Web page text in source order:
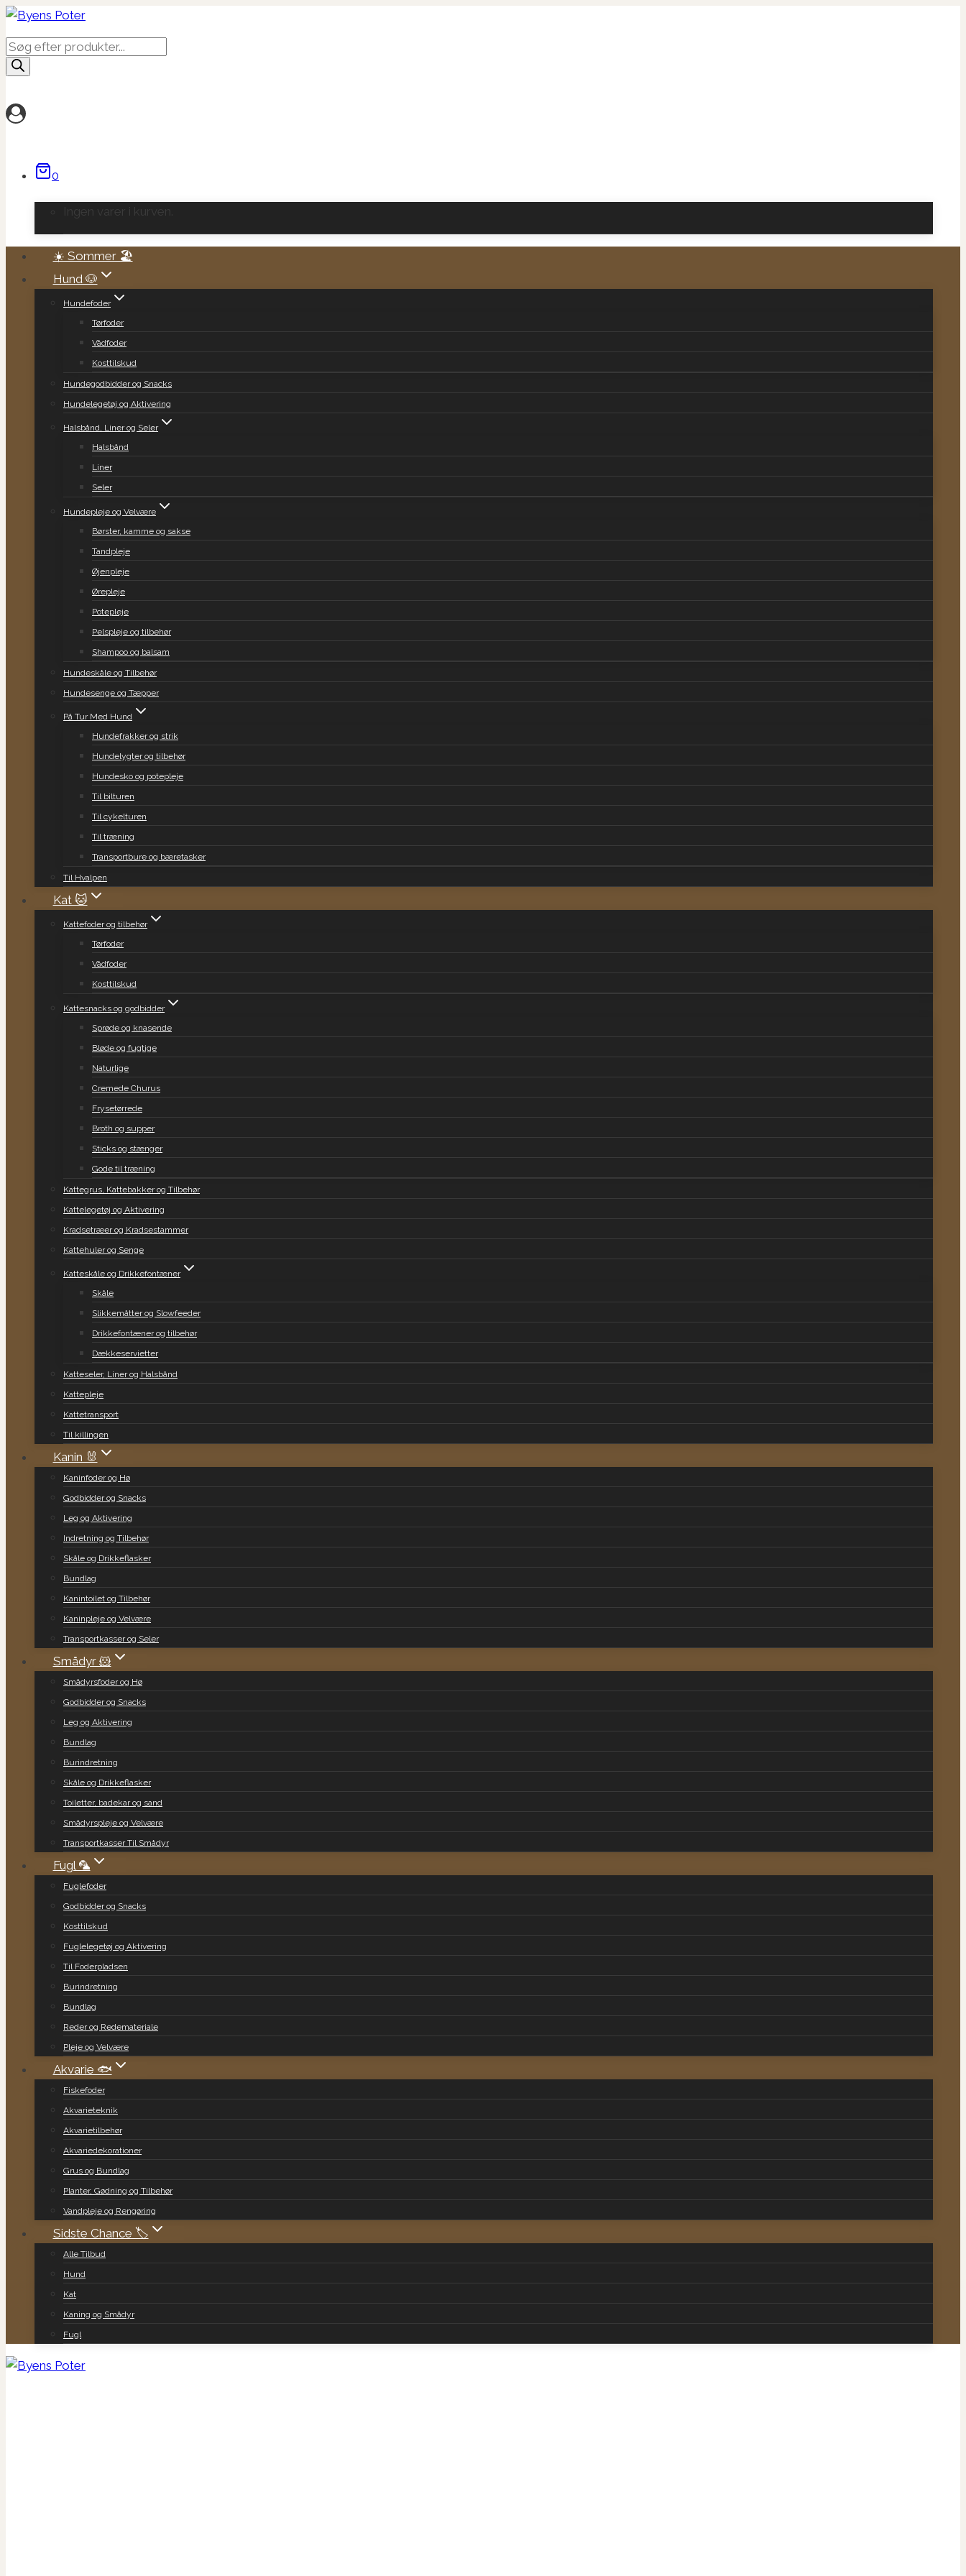
Fortsæt
til
indhold
Products
search
0
Ingen varer i kurven.
☀️ Sommer 🏖️
Hund 🐶
Hundefoder
Tørfoder
Vådfoder
Kosttilskud
Hundegodbidder og Snacks
Hundelegetøj og Aktivering
Halsbånd, Liner og Seler
Halsbånd
Liner
Seler
Hundepleje og Velvære
Børster, kamme og sakse
Tandpleje
Øjenpleje
Ørepleje
Potepleje
Pelspleje og tilbehør
Shampoo og balsam
Hundeskåle og Tilbehør
Hundesenge og Tæpper
På Tur Med Hund
Hundefrakker og strik
Hundelygter og tilbehør
Hundesko og potepleje
Til bilturen
Til cykelturen
Til træning
Transportbure og bæretasker
Til Hvalpen
Kat 🐱
Kattefoder og tilbehør
Tørfoder
Vådfoder
Kosttilskud
Kattesnacks og godbidder
Sprøde og knasende
Bløde og fugtige
Naturlige
Cremede Churus
Frysetørrede
Broth og supper
Sticks og stænger
Gode til træning
Kattegrus, Kattebakker og Tilbehør
Kattelegetøj og Aktivering
Kradsetræer og Kradsestammer
Kattehuler og Senge
Katteskåle og Drikkefontæner
Skåle
Slikkemåtter og Slowfeeder
Drikkefontæner og tilbehør
Dækkeservietter
Katteseler, Liner og Halsbånd
Kattepleje
Kattetransport
Til killingen
Kanin 🐰
Kaninfoder og Hø
Godbidder og Snacks
Leg og Aktivering
Indretning og Tilbehør
Skåle og Drikkeflasker
Bundlag
Kanintoilet og Tilbehør
Kaninpleje og Velvære
Transportkasser og Seler
Smådyr 🐹
Smådyrsfoder og Hø
Godbidder og Snacks
Leg og Aktivering
Bundlag
Burindretning
Skåle og Drikkeflasker
Toiletter, badekar og sand
Smådyrspleje og Velvære
Transportkasser Til Smådyr
Fugl 🦜
Fuglefoder
Godbidder og Snacks
Kosttilskud
Fuglelegetøj og Aktivering
Til Foderpladsen
Burindretning
Bundlag
Reder og Redemateriale
Pleje og Velvære
Akvarie 🐟
Fiskefoder
Akvarieteknik
Akvarietilbehør
Akvariedekorationer
Grus og Bundlag
Planter, Gødning og Tilbehør
Vandpleje og Rengøring
Sidste Chance 🏷️
Alle Tilbud
Hund
Kat
Kaning og Smådyr
Fugl